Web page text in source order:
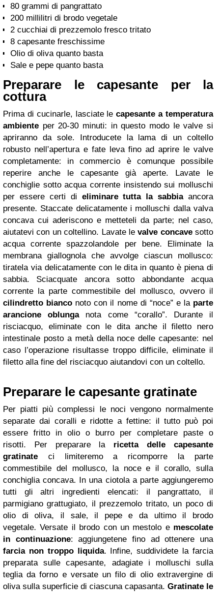
80 grammi di pangrattato
200 millilitri di brodo vegetale
2 cucchiai di prezzemolo fresco tritato
8 capesante freschissime
Olio di oliva quanto basta
Sale e pepe quanto basta
Preparare le capesante per la
cottura
Prima di cucinarle, lasciate lecapesante a temperatura
ambiente per 20-30 minuti: in questo modo le valve si
apriranno da sole. Introducete la lama di un coltello
robusto nell’apertura e fate leva fino ad aprire le valve
completamente: in commercio è comunque possibile
reperire anche le capesante già aperte. Lavate le
conchiglie sotto acqua corrente insistendo sui molluschi
per essere certi di eliminare tutta la sabbiaancora
presente. Staccate delicatamente i molluschi dalla valva
concava cui aderiscono e metteteli da parte; nel caso,
aiutatevi con un coltellino. Lavate levalve concavesotto
acqua corrente spazzolandole per bene. Eliminate la
membrana giallognola che avvolge ciascun mollusco:
tiratela via delicatamente con le dita in quanto è piena di
sabbia. Sciacquate ancora sotto abbondante acqua
corrente la parte commestibile del mollusco, ovvero il
cilindretto bianco noto con il nome di “noce” e la parte
arancione oblunganota come “corallo”. Durante il
risciacquo, eliminate con le dita anche il filetto nero
intestinale posto a metà della noce delle capesante: nel
caso l’operazione risultasse troppo difficile, eliminate il
filetto alla fine del risciacquo aiutandovi con un coltello.
Preparare le capesante gratinate
Per piatti più complessi le noci vengono normalmente
separate dai coralli e ridotte a fettine: il tutto può poi
essere fritto in olio o burro per completare paste o
risotti. Per preparare la ricetta delle capesante
gratinate ci limiteremo a ricomporre la parte
commestibile del mollusco, la noce e il corallo, sulla
conchiglia concava. In una ciotola a parte aggiungeremo
tutti gli altri ingredienti elencati: il pangrattato, il
parmigiano grattugiato, il prezzemolo tritato, un poco di
olio di oliva, il sale, il pepe e da ultimo il brodo
vegetale. Versate il brodo con un mestolo e mescolate
in continuazione: aggiungetene fino ad ottenere una
farcia non troppo liquida. Infine, suddividete la farcia
preparata sulle capesante, adagiate i molluschi sulla
teglia da forno e versate un filo di olio extravergine di
oliva sulla superficie di ciascuna capasanta. Gratinate le